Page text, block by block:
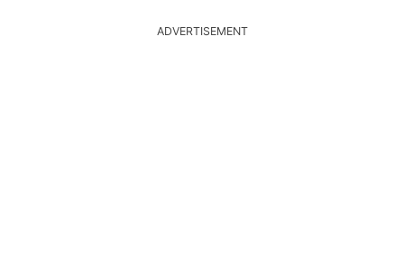
ADVERTISEMENT